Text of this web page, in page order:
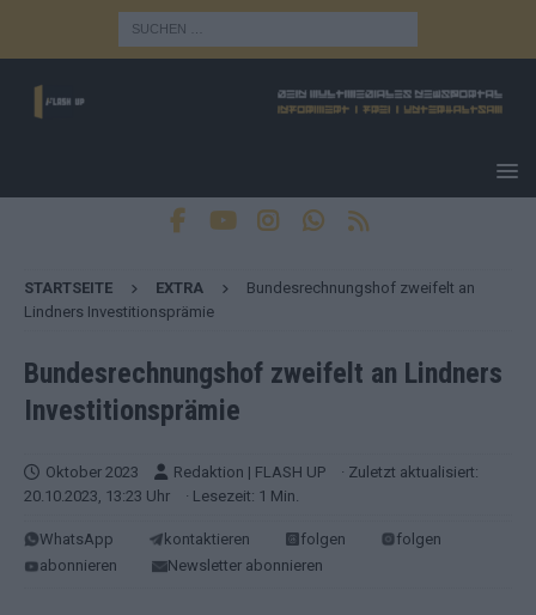
STARTSEITE EXTRA
Bundesrechnungshof zweifelt an
Lindners Investitionsprämie
Bundesrechnungshof zweifelt an Lindners
Investitionsprämie
Oktober 2023 Redaktion | FLASH UP
· Zuletzt aktualisiert:
20.10.2023, 13:23 Uhr
· Lesezeit: 1 Min.
WhatsApp kontaktieren folgen
folgen
abonnieren
Newsletter abonnieren